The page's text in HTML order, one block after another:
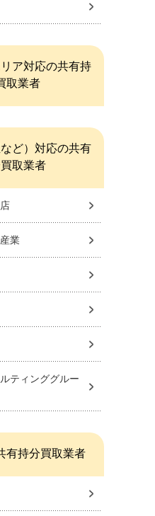
ア対応の共有持
取業者
ど）対応の共有
取業者
業
ティンググルー
有持分買取業者